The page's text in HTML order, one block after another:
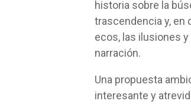
historia sobre la
trascendencia y, en
ecos, las ilusiones
narración.
Una propuesta
interesante y